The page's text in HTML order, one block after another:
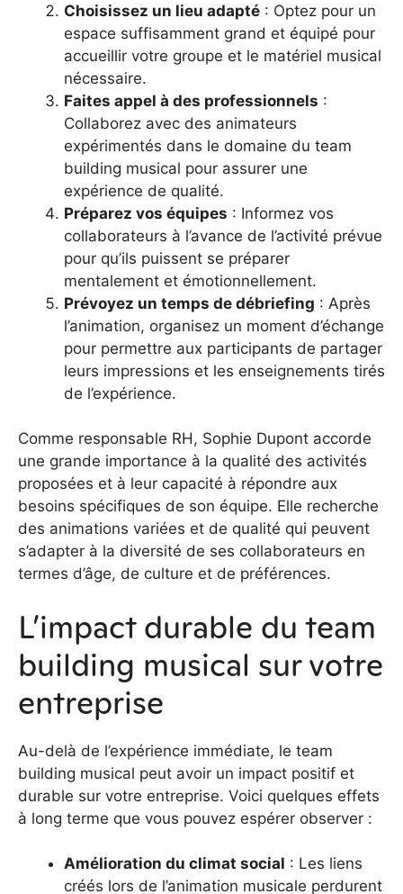
Choisissez un lieu adapté : Optez pour un
espace suffisamment grand et équipé pour
accueillir votre groupe et le matériel musical
nécessaire.
Faites appel à des professionnels :
Collaborez avec des animateurs
expérimentés dans le domaine du team
building musical pour assurer une
expérience de qualité.
Préparez vos équipes : Informez vos
collaborateurs à l’avance de l’activité prévue
pour qu’ils puissent se préparer
mentalement et émotionnellement.
Prévoyez un temps de débriefing : Après
l’animation, organisez un moment d’échange
pour permettre aux participants de partager
leurs impressions et les enseignements tirés
de l’expérience.
Comme responsable RH, Sophie Dupont accorde
une grande importance à la qualité des activités
proposées et à leur capacité à répondre aux
besoins spécifiques de son équipe. Elle recherche
des animations variées et de qualité qui peuvent
s’adapter à la diversité de ses collaborateurs en
termes d’âge, de culture et de préférences.
L’impact durable du team
building musical sur votre
entreprise
Au-delà de l’expérience immédiate, le team
building musical peut avoir un impact positif et
durable sur votre entreprise. Voici quelques effets
à long terme que vous pouvez espérer observer :
Amélioration du climat social : Les liens
créés lors de l’animation musicale perdurent